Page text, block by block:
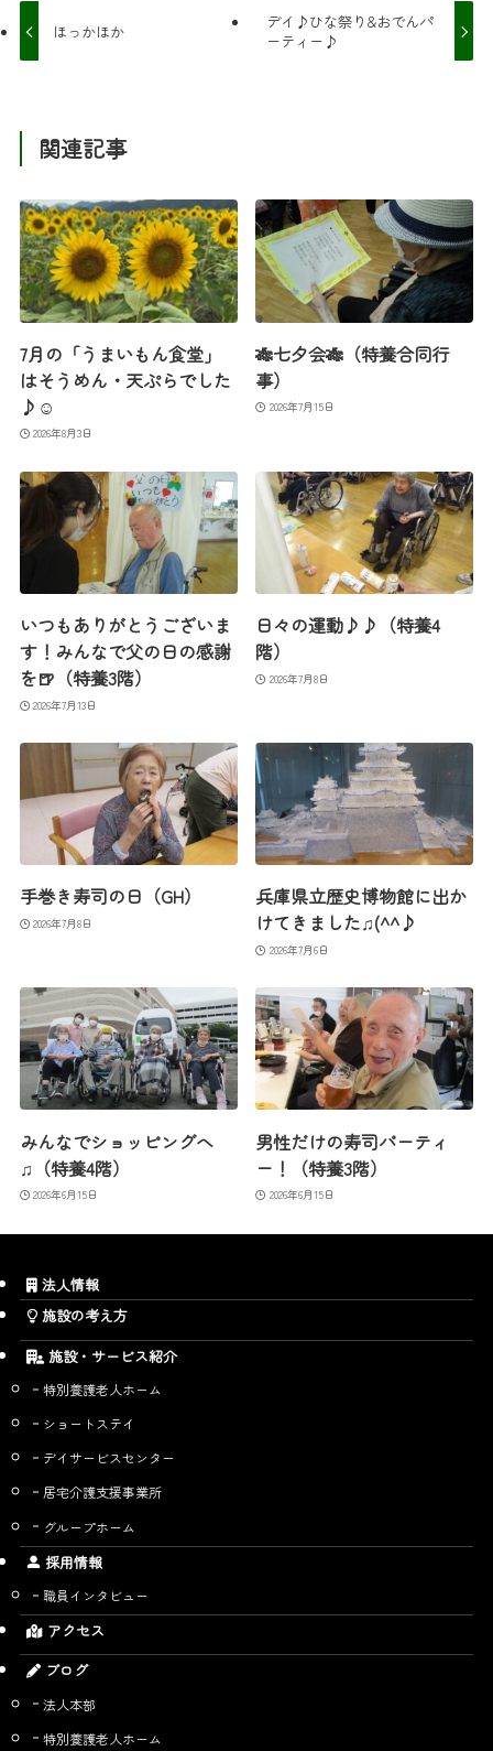
ほっかほか
デイ♪ひな祭り&おでんパ
ーティー♪
関連記事
7月の「うまいもん食堂」
はそうめん・天ぷらでした
♪☺
2026年8月3日
🎋七夕会🎋（特養合同行
事）
2026年7月15日
いつもありがとうございま
す！みんなで父の日の感謝
を🍺（特養3階）
2026年7月13日
日々の運動♪♪（特養4
階）
2026年7月8日
手巻き寿司の日（GH）
2026年7月8日
兵庫県立歴史博物館に出か
けてきました♫(^^♪
2026年7月6日
みんなでショッピングへ
♫（特養4階）
2026年6月15日
男性だけの寿司パーティ
ー！（特養3階）
2026年6月15日
法人情報
施設の考え方
施設・サービス紹介
特別養護老人ホーム
ショートステイ
デイサービスセンター
居宅介護支援事業所
グループホーム
採用情報
職員インタビュー
アクセス
ブログ
法人本部
特別養護老人ホーム